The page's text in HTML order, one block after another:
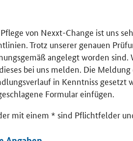
von Nexxt-Change ist uns
Trotz unserer genauen
angelegt worden
bei uns melden. Die
in Kenntniss gesetzt
Formular einfügen.
mit einem * sind Pflichtfelder